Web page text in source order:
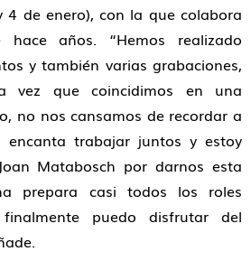
4 de enero), con la que colabora
hace años. “Hemos realizado
y también varias grabaciones,
vez que coincidimos en una
no nos cansamos de recordar a
trabajar juntos y estoy
Matabosch por darnos esta
prepara casi todos los roles
puedo disfrutar del